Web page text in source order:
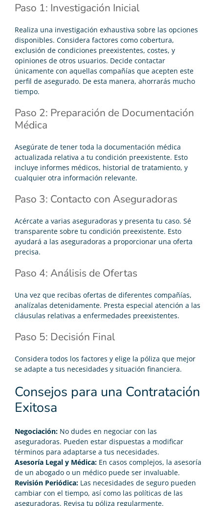
Paso 1: Investigación Inicial
Realiza una investigación exhaustiva sobre las opciones
disponibles. Considera factores como cobertura,
exclusión de condiciones preexistentes, costes, y
opiniones de otros usuarios. Decide contactar
únicamente con aquellas compañías que acepten este
perfil de asegurado. De esta manera, ahorrarás mucho
tiempo.
Paso 2: Preparación de Documentación
Médica
Asegúrate de tener toda la documentación médica
actualizada relativa a tu condición preexistente. Esto
incluye informes médicos, historial de tratamiento, y
cualquier otra información relevante.
Paso 3: Contacto con Aseguradoras
Acércate a varias aseguradoras y presenta tu caso. Sé
transparente sobre tu condición preexistente. Esto
ayudará a las aseguradoras a proporcionar una oferta
precisa.
Paso 4: Análisis de Ofertas
Una vez que recibas ofertas de diferentes compañías,
analízalas detenidamente. Presta especial atención a las
cláusulas relativas a enfermedades preexistentes.
Paso 5: Decisión Final
Considera todos los factores y elige la póliza que mejor
se adapte a tus necesidades y situación financiera.
Consejos para una Contratación
Exitosa
Negociación: No dudes en negociar con las
aseguradoras. Pueden estar dispuestas a modificar
términos para adaptarse a tus necesidades.
Asesoría Legal y Médica: En casos complejos, la asesoría
de un abogado o un médico puede ser invaluable.
Revisión Periódica: Las necesidades de seguro pueden
cambiar con el tiempo, así como las políticas de las
aseguradoras. Revisa tu póliza regularmente.